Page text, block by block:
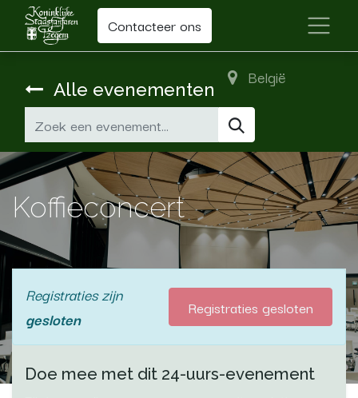
Contacteer ons
Alle evenementen
België
Koffieconcert
Registraties zijn
gesloten
Registraties gesloten
Doe mee met dit 24-uurs-evenement